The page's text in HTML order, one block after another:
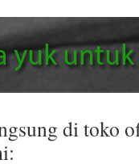
di toko